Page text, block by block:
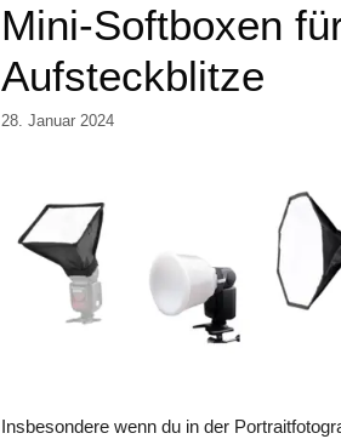
Mini-Softboxen
Aufsteckblitze
28. Januar 2024
Insbesondere wenn du in der